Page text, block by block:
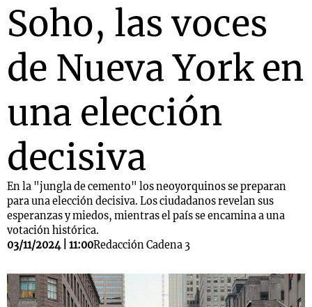
Soho, las voces
de Nueva York en
una elección
decisiva
En la "jungla de cemento" los neoyorquinos se preparan
para una elección decisiva. Los ciudadanos revelan sus
esperanzas y miedos, mientras el país se encamina a una
votación histórica.
03/11/2024 | 11:00Redacción Cadena 3